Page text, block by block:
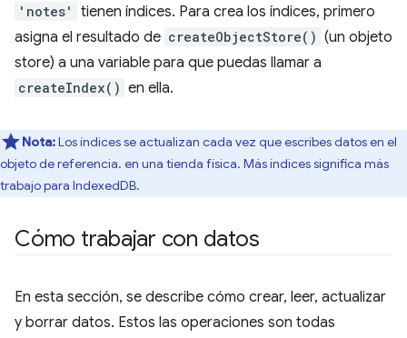
'notes'
tienen índices. Para crea los índices, primero
asigna el resultado de createObjectStore() (un objeto
store) a una variable para que puedas llamar a
createIndex() en ella.
Nota:Los índices se actualizan cada vez que escribes datos en el
objeto de referencia. en una tienda física. Más índices significa más
trabajo para IndexedDB.
Cómo trabajar con datos
En esta sección, se describe cómo crear, leer, actualizar
y borrar datos. Estos las operaciones son todas